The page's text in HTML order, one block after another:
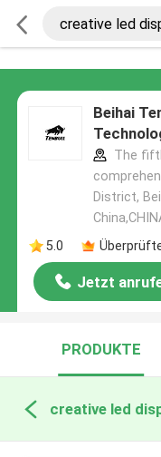
Beihai
The
District,
5.0
Jetzt
PRODUKTE